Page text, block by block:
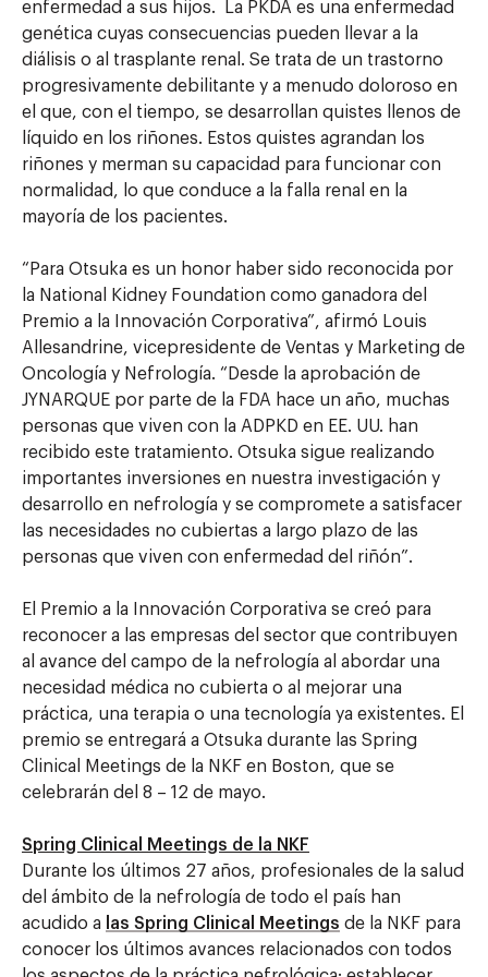
enfermedad a sus hijos. La PKDA es una enfermedad
genética cuyas consecuencias pueden llevar a la
diálisis o al trasplante renal. Se trata de un trastorno
progresivamente debilitante y a menudo doloroso en
el que, con el tiempo, se desarrollan quistes llenos de
líquido en los riñones. Estos quistes agrandan los
riñones y merman su capacidad para funcionar con
normalidad, lo que conduce a la falla renal en la
mayoría de los pacientes.
“Para Otsuka es un honor haber sido reconocida por
la National Kidney Foundation como ganadora del
Premio a la Innovación Corporativa”, afirmó Louis
Allesandrine, vicepresidente de Ventas y Marketing de
Oncología y Nefrología. “Desde la aprobación de
JYNARQUE por parte de la FDA hace un año, muchas
personas que viven con la ADPKD en EE. UU. han
recibido este tratamiento. Otsuka sigue realizando
importantes inversiones en nuestra investigación y
desarrollo en nefrología y se compromete a satisfacer
las necesidades no cubiertas a largo plazo de las
personas que viven con enfermedad del riñón”.
El Premio a la Innovación Corporativa se creó para
reconocer a las empresas del sector que contribuyen
al avance del campo de la nefrología al abordar una
necesidad médica no cubierta o al mejorar una
práctica, una terapia o una tecnología ya existentes. El
premio se entregará a Otsuka durante las Spring
Clinical Meetings de la NKF en Boston, que se
celebrarán del 8 – 12 de mayo.
Spring Clinical Meetings de la NKF
Durante los últimos 27 años, profesionales de la salud
del ámbito de la nefrología de todo el país han
acudido a
las Spring Clinical Meetings de la NKF para
conocer los últimos avances relacionados con todos